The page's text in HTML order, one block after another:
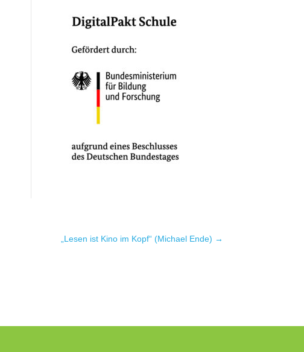
„Lesen ist Kino im Kopf“ (Michael Ende) →